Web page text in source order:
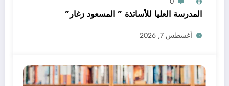
المدرسة العليا للأساتذة ” المسعود زغار”
أغسطس 7, 2026